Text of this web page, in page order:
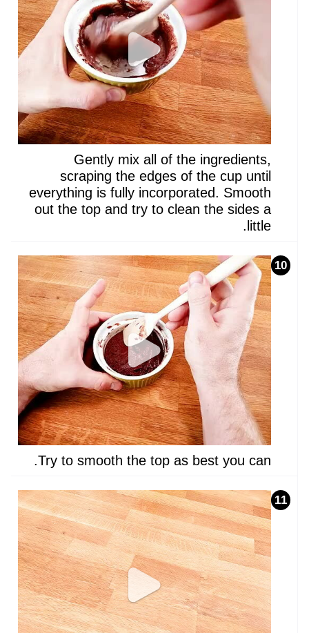
Gently mix all of the ingredients,
scraping the edges of the cup until
everything is fully incorporated. Smooth
out the top and try to clean the sides a
little.
10
Try to smooth the top as best you can.
11